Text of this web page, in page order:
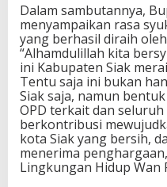
Dalam sambutannya,
menyampaikan rasa
yang berhasil diraih
“Alhamdulillah kita
ini Kabupaten Siak
Tentu saja ini bukan
Siak saja, namun
OPD terkait dan
berkontribusi
kota Siak yang bersih,
menerima
Lingkungan Hidup Wan